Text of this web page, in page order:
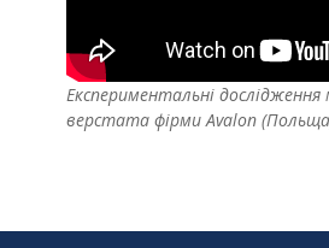
Експериментальні дослідження
верстата фірми Avalon